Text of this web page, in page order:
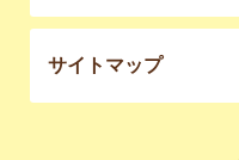
サイトマップ